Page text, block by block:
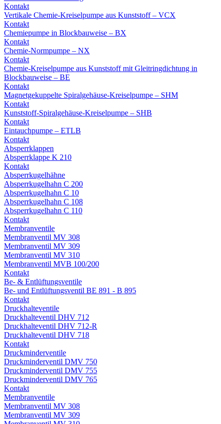
Kontakt
Vertikale Chemie-Kreiselpumpe aus Kunststoff – VCX
Kontakt
Chemiepumpe in Blockbauweise – BX
Kontakt
Chemie-Normpumpe – NX
Kontakt
Chemie-Kreiselpumpe aus Kunststoff mit Gleitringdichtung in
Blockbauweise – BE
Kontakt
Magnetgekuppelte Spiralgehäuse-Kreiselpumpe – SHM
Kontakt
Kunststoff-Spiralgehäuse-Kreiselpumpe – SHB
Kontakt
Eintauchpumpe – ETLB
Kontakt
Absperrklappen
Absperrklappe K 210
Kontakt
Absperrkugelhähne
Absperrkugelhahn C 200
Absperrkugelhahn C 10
Absperrkugelhahn C 108
Absperrkugelhahn C 110
Kontakt
Membranventile
Membranventil MV 308
Membranventil MV 309
Membranventil MV 310
Membranventil MVB 100/200
Kontakt
Be- & Entlüftungsventile
Be- und Entlüftungsventil BE 891 - B 895
Kontakt
Druckhalteventile
Druckhalteventil DHV 712
Druckhalteventil DHV 712-R
Druckhalteventil DHV 718
Kontakt
Druckminderventile
Druckminderventil DMV 750
Druckminderventil DMV 755
Druckminderventil DMV 765
Kontakt
Membranventile
Membranventil MV 308
Membranventil MV 309